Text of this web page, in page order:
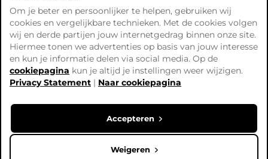
Algemene Voorwaarden
Verzend- en betaalinformatie
Copyright © Ready4Bingo. Alle prijzen zijn exclusief BTW,
Om je beter en persoonlijker te helpen, gebruiken wij
cookies en vergelijkbare technieken. Met de cookies volgen
wij en derde partijen jouw internetgedrag binnen onze site.
Hiermee tonen we advertenties op basis van jouw interesse
en kun je informatie delen via social media. Op de
cookiepagina kun je altijd je instellingen weer wijzigen.
Privacy Statement | Naar cookiepagina
Accepteren
Weigeren